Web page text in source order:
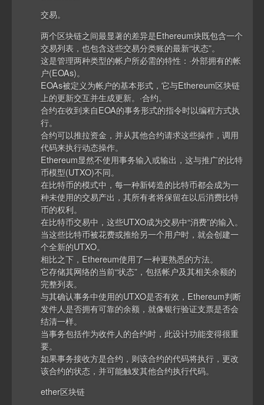
交易。
两个区块链之间最显著的差异是Ethereum块既包含一个
交易列表，也包含这些交易分类账的最新“状态”。
这是管理两种类型的帐户所必需的特性：·外部拥有的帐
户(EOAs)。
EOAs被定义为帐户的基本形式，它与Ethereum区块链
上的更新交互并生成更新。·合约。
合约在收到来自EOA的事务形式的指令时以编程方式执
行。
合约可以推拉资金，并从其他合约请求这些操作，调用
代码来执行动态操作。
Ethereum显然不使用事务输入或输出，这与推广的比特
币模型(UTXO)不同。
在比特币的模式中，每一种新铸造的比特币都会成为一
种未使用的交易产出，其所有者将保留在以后消费比特
币的权利。
在比特币交易中，这些UTXO成为交易中“消费”的输入。
当这些比特币被花费或推给另一个用户时，就会创建一
个全新的UTXO。
相比之下，Ethereum使用了一种更熟悉的方法。
它存储其网络的当前“状态”，包括帐户及其相关余额的
完整列表。
与其确认事务中使用的UTXO是否有效，Ethereum判断
发件人是否拥有可靠的余额，就像银行验证支票是否会
结清一样。
当事务包括作为收件人的合约时，此设计功能变得很重
要。
如果事务接收方是合约，则该合约的代码将执行，更改
该合约的状态，并可能触发其他合约执行代码。
ether区块链